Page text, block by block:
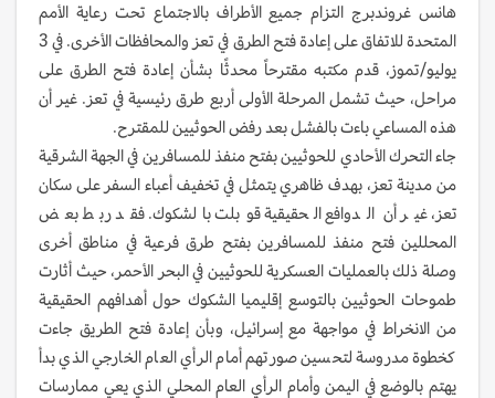
هانس غروندبرج التزام جميع الأطراف بالاجتماع تحت رعاية الأمم
المتحدة للاتفاق على إعادة فتح الطرق في تعز والمحافظات الأخرى. في 3
يوليو/تموز، قدم مكتبه مقترحاً محدثًا بشأن إعادة فتح الطرق على
مراحل، حيث تشمل المرحلة الأولى أربع طرق رئيسية في تعز. غير أن
هذه المساعي باءت بالفشل بعد رفض الحوثيين للمقترح.
جاء التحرك الأحادي للحوثيين بفتح منفذ للمسافرين في الجهة الشرقية
من مدينة تعز، بهدف ظاهري يتمثل في تخفيف أعباء السفر على سكان
تعز، غير أن الدوافع الحقيقية قوبلت بالشكوك. فقد ربط بعض
المحللين فتح منفذ للمسافرين بفتح طرق فرعية في مناطق أخرى
وصلة ذلك بالعمليات العسكرية للحوثيين في البحر الأحمر، حيث أثارت
طموحات الحوثيين بالتوسع إقليميا الشكوك حول أهدافهم الحقيقية
من الانخراط في مواجهة مع إسرائيل، وبأن إعادة فتح الطريق جاءت
كخطوة مدروسة لتحسين صورتهم أمام الرأي العام الخارجي الذي بدأ
يهتم بالوضع في اليمن وأمام الرأي العام المحلي الذي يعي ممارسات